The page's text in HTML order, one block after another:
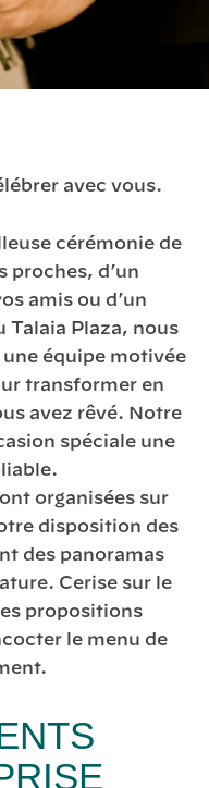
avec vous.
cérémonie de
proches, d’un
amis ou d’un
Talaia Plaza, nous
équipe motivée
transformer en
avez rêvé. Notre
spéciale une
organisées sur
disposition des
des panoramas
Cerise sur le
propositions
le menu de